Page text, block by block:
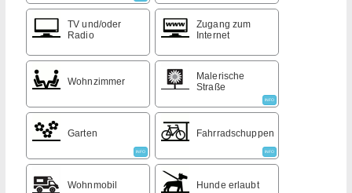
TV und/oder
Radio
Zugang zum
Internet
Wohnzimmer
Malerische
Straße
INFO
Garten
INFO
Fahrradschuppen
INFO
Wohnmobil Hunde erlaubt